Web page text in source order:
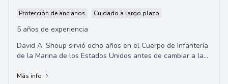
Protección de ancianos Cuidado a largo plazo
5 años de experiencia
David A. Shoup sirvió ocho años en el Cuerpo de Infantería
de la Marina de los Estados Unidos antes de cambiar a la
Más info